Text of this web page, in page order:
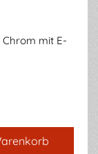
Chrom mit E-